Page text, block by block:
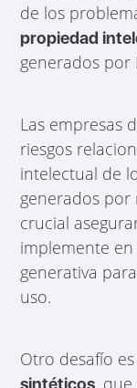
de los
propiedad
generados por
Las empresas
riesgos
intelectual de
generados por
crucial
implemente
generativa
uso.
Otro desafío
sintéticos ,